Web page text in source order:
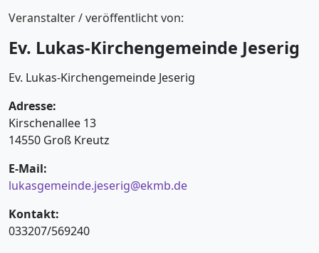
Veranstalter / veröffentlicht von:
Ev. Lukas-Kirchengemeinde Jeserig
Ev. Lukas-Kirchengemeinde Jeserig
Adresse:
Kirschenallee 13
14550 Groß Kreutz
E-Mail:
lukasgemeinde.jeserig@ekmb.de
Kontakt:
033207/569240